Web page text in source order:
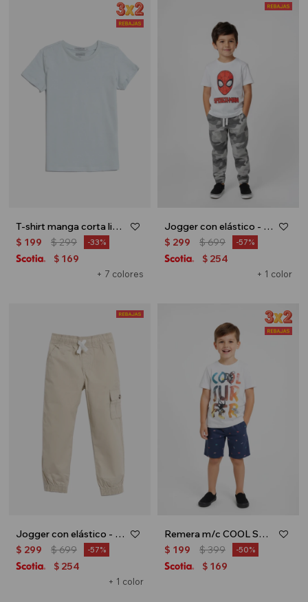
T-shirt manga corta lisa - Azul claro
+ 7 colores
$ 199 $299 33
$ 169
Jogger con elástico - Verde militar
+ 1 color
$ 299 $699 57
$ 254
Jogger con elástico - Beige
+ 1 color
$ 299 $699 57
$ 254
Remera m/c COOL SURFER - Blanco
$ 199 $399 50
$ 169